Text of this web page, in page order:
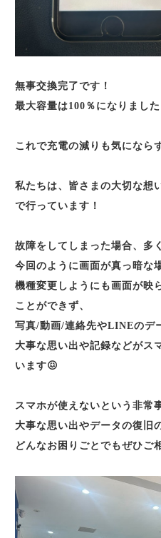
無事交換完了です！
最大容量は100％になりました
これで充電の減りも気になら
私たちは、皆さまの大切な想
で行っています！
故障をしてしまった場合、多
今回のように画面が真っ暗な
機種変更しようにも画面が映
ことができず、
写真/動画/連絡先やLINEのデ
大事な思い出や記録などがス
います😖
スマホが使えないという非常
大事な思い出やデータの復旧
どんなお困りごとでもぜひご